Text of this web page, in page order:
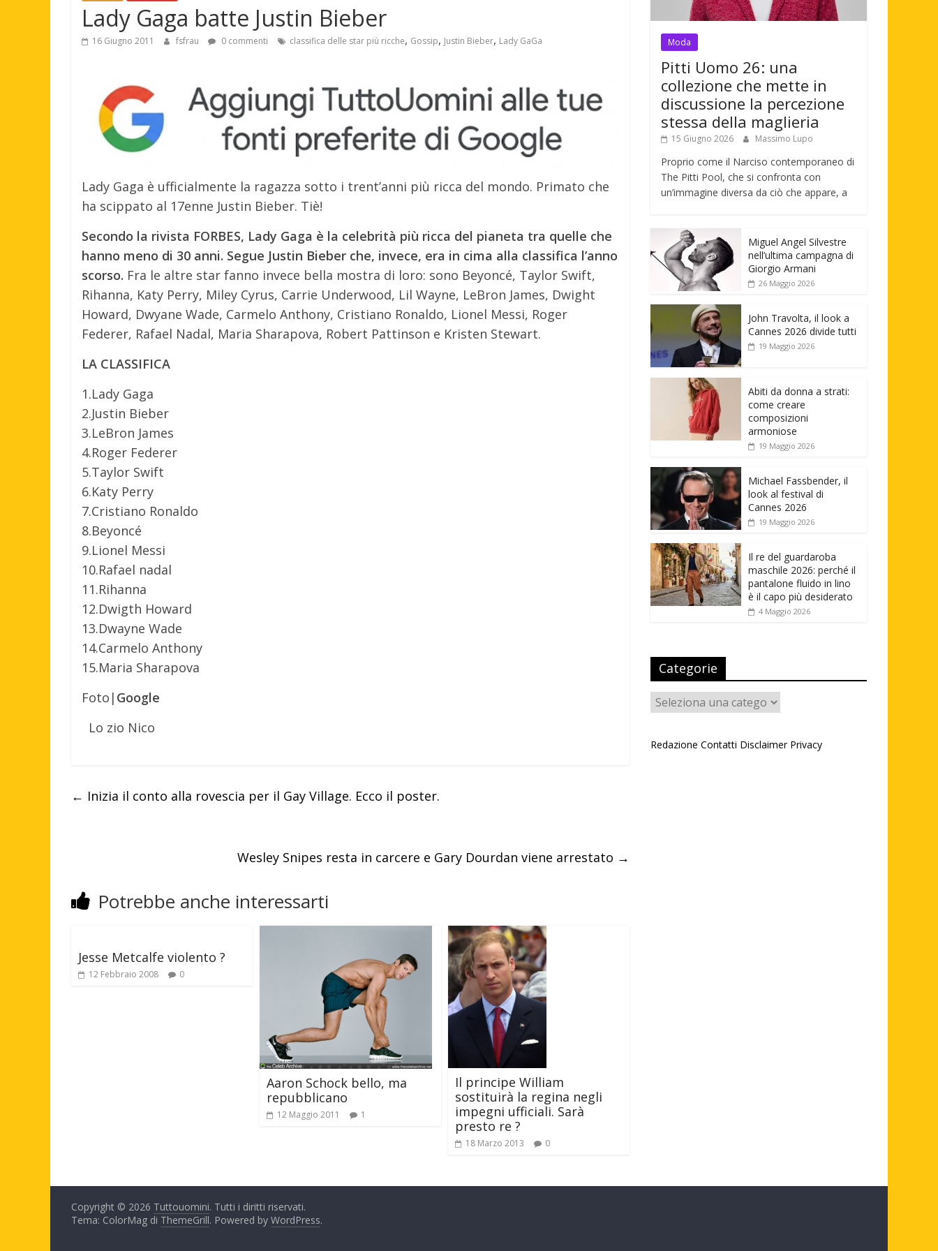
Lady Gaga batte Justin Bieber
16 Giugno 2011 fsfrau 0 commenti classifica delle star più ricche, Gossip, Justin Bieber, Lady GaGa
Lady Gaga è ufficialmente la ragazza sotto i trent’anni più ricca del mondo. Primato che
ha scippato al 17enne Justin Bieber. Tiè!
Secondo la rivista FORBES, Lady Gaga è la celebrità più ricca del pianeta tra quelle che
hanno meno di 30 anni. Segue Justin Bieber che, invece, era in cima alla classifica l’anno
scorso. Fra le altre star fanno invece bella mostra di loro: sono Beyoncé, Taylor Swift,
Rihanna, Katy Perry, Miley Cyrus, Carrie Underwood, Lil Wayne, LeBron James, Dwight
Howard, Dwyane Wade, Carmelo Anthony, Cristiano Ronaldo, Lionel Messi, Roger
Federer, Rafael Nadal, Maria Sharapova, Robert Pattinson e Kristen Stewart.
LA CLASSIFICA
1.Lady Gaga
2.Justin Bieber
3.LeBron James
4.Roger Federer
5.Taylor Swift
6.Katy Perry
7.Cristiano Ronaldo
8.Beyoncé
9.Lionel Messi
10.Rafael nadal
11.Rihanna
12.Dwigth Howard
13.Dwayne Wade
14.Carmelo Anthony
15.Maria Sharapova
Foto| Google
Lo zio Nico
← Inizia il conto alla rovescia per il Gay Village. Ecco il poster.
Wesley Snipes resta in carcere e Gary Dourdan viene arrestato →
Potrebbe anche interessarti
Jesse Metcalfe violento ?
12 Febbraio 2008 0
Aaron Schock bello, ma
repubblicano
12 Maggio 2011 1
Il principe William
sostituirà la regina negli
impegni ufficiali. Sarà
presto re ?
18 Marzo 2013 0
Moda
Pitti Uomo 26: una
collezione che mette in
discussione la percezione
stessa della maglieria
15 Giugno 2026 Massimo Lupo
Proprio come il Narciso contemporaneo di
The Pitti Pool, che si confronta con
un’immagine diversa da ciò che appare, a
Miguel Angel Silvestre
nell’ultima campagna di
Giorgio Armani
26 Maggio 2026
John Travolta, il look a
Cannes 2026 divide tutti
19 Maggio 2026
Abiti da donna a strati:
come creare
composizioni
armoniose
19 Maggio 2026
Michael Fassbender, il
look al festival di
Cannes 2026
19 Maggio 2026
Il re del guardaroba
maschile 2026: perché il
pantalone fluido in lino
è il capo più desiderato
4 Maggio 2026
Categorie
Categorie
Redazione Contatti Disclaimer Privacy
Copyright © 2026 Tuttouomini. Tutti i diritti riservati.
Tema: ColorMag di ThemeGrill. Powered by WordPress.